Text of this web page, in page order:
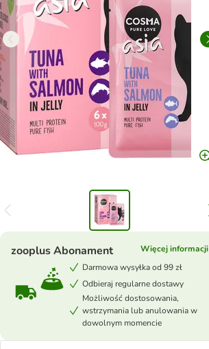
zooplus Abonament
Więcej informacji
Darmowa wysyłka od 99 zł
Odbieraj regularne dostawy
Możliwość dostosowania,
wstrzymania lub anulowania w
dowolnym momencie